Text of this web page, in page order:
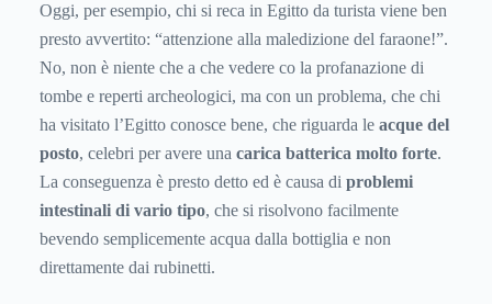
Oggi, per esempio, chi si reca in Egitto da turista viene ben
presto avvertito: “attenzione alla maledizione del faraone!”.
No, non è niente che a che vedere co la profanazione di
tombe e reperti archeologici, ma con un problema, che chi
ha visitato l’Egitto conosce bene, che riguarda le acque del
posto, celebri per avere una carica batterica molto forte.
La conseguenza è presto detto ed è causa di problemi
intestinali di vario tipo, che si risolvono facilmente
bevendo semplicemente acqua dalla bottiglia e non
direttamente dai rubinetti.